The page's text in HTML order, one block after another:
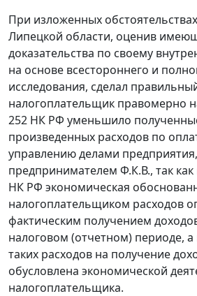
При изложенных
Липецкой области, оценив
доказательства по своему
на основе всестороннего и
исследования, сделал
налогоплательщик правомерно
252 НК РФ уменьшило
произведенных расходов по
управлению делами
предпринимателем Ф.К.В., так
НК РФ экономическая
налогоплательщиком расходов
фактическим получением
налоговом (отчетном) периоде,
таких расходов на получение
обусловлена экономической
налогоплательщика.